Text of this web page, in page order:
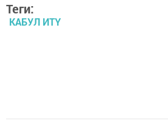
Теги:
КАБУЛ ИТҮ